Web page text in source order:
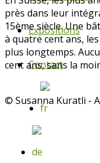
Expositions
Contact
près dans leur
15ème siècle. Une
à quatre cent ans,
plus longtemps.
cent ans, sans la
© Susanna Kuratli -